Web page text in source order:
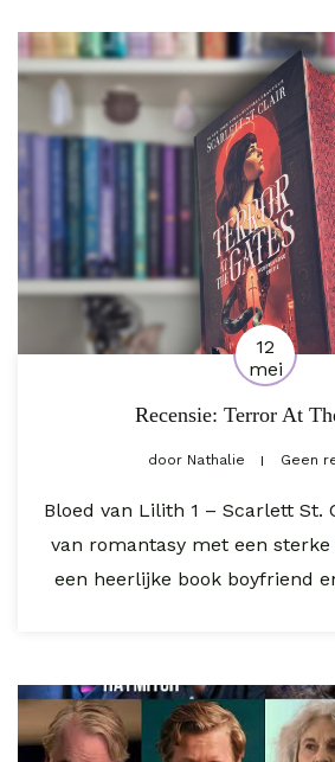
12
mei
Recensie: Terror At
door Nathalie Geen
Bloed van Lilith 1 – Scarlett St.
van romantasy met een
een heerlijke book boyfriend